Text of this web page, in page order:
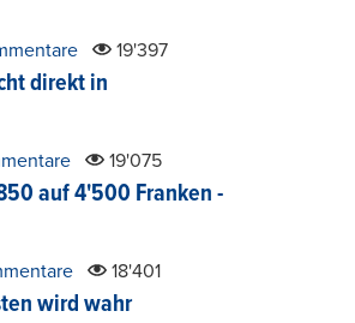
19'397
direkt in
19'075
auf 4'500 Franken -
18'401
wird wahr